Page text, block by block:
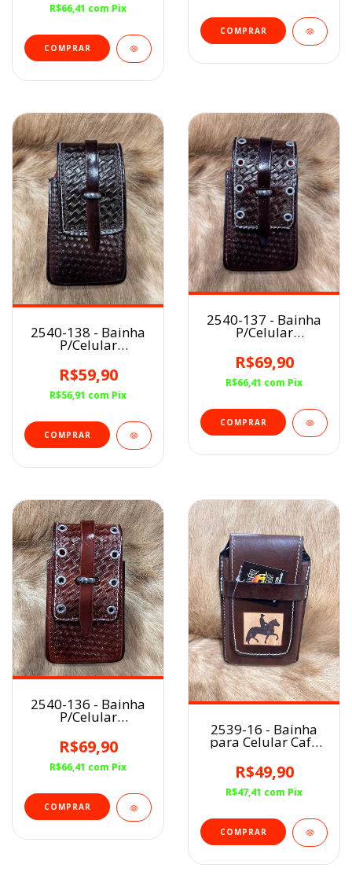
R$66,41 com Pix
2540-138 - Bainha
P/Celular
R$59,90
R$56,91 com Pix
2540-137 - Bainha
P/Celular
R$69,90
R$66,41 com Pix
2540-136 - Bainha
P/Celular
R$69,90
R$66,41 com Pix
2539-16 - Bainha
para Celular Café
R$49,90
R$47,41 com Pix